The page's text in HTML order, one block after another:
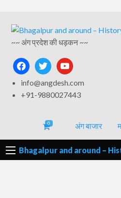
अंगिका-
भाषा एवं
अंग-
पर्यटन
मनोरंजन
~~ अंग प्रदेश की धड़कन ~~
facebooktwitteryoutube
info@angdesh.com
+91-9880027443
0 अंग बाजार
Bhagalpur and around –